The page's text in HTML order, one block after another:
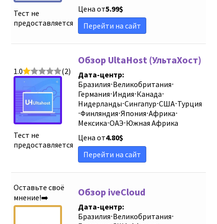
Тест не
предоставляется
Цена от5.99$
Перейти на сайт
1.0 (2)
Тест не
предоставляется
Обзор UltaHost (УльтаХост)
Дата-центр:
Бразилия⋅Великобритания⋅
Германия⋅Индия⋅Канада⋅
Нидерланды⋅Сингапур⋅США⋅Турция
⋅Финляндия⋅Япония⋅Африка⋅
Мексика⋅ОАЭ⋅Южная Африка
Цена от4.80$
Перейти на сайт
Оставьте своё
мнение!➡️
Обзор iveCloud
Дата-центр:
Бразилия⋅Великобритания⋅